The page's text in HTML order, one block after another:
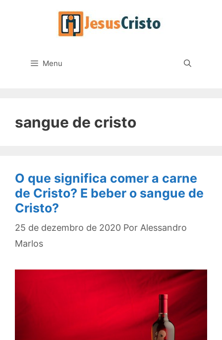
Menu
sangue de cristo
O que significa comer a carne
de Cristo? E beber o sangue de
Cristo?
25 de dezembro de 2020 Por Alessandro
Marlos